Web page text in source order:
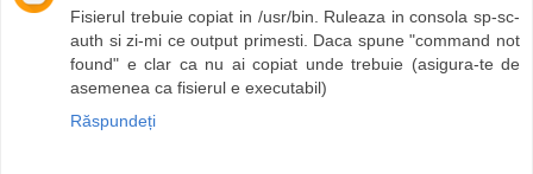
Fisierul trebuie copiat in /usr/bin. Ruleaza in consola sp-sc-
auth si zi-mi ce output primesti. Daca spune "command not
found" e clar ca nu ai copiat unde trebuie (asigura-te de
asemenea ca fisierul e executabil)
Răspundeți